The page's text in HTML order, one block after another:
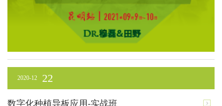
2020-12 22
数字化种植导板应用-实战班